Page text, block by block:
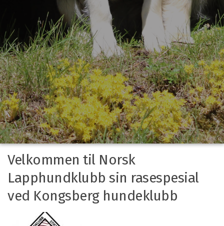
Velkommen til Norsk
Lapphundklubb sin rasespesial
ved Kongsberg hundeklubb